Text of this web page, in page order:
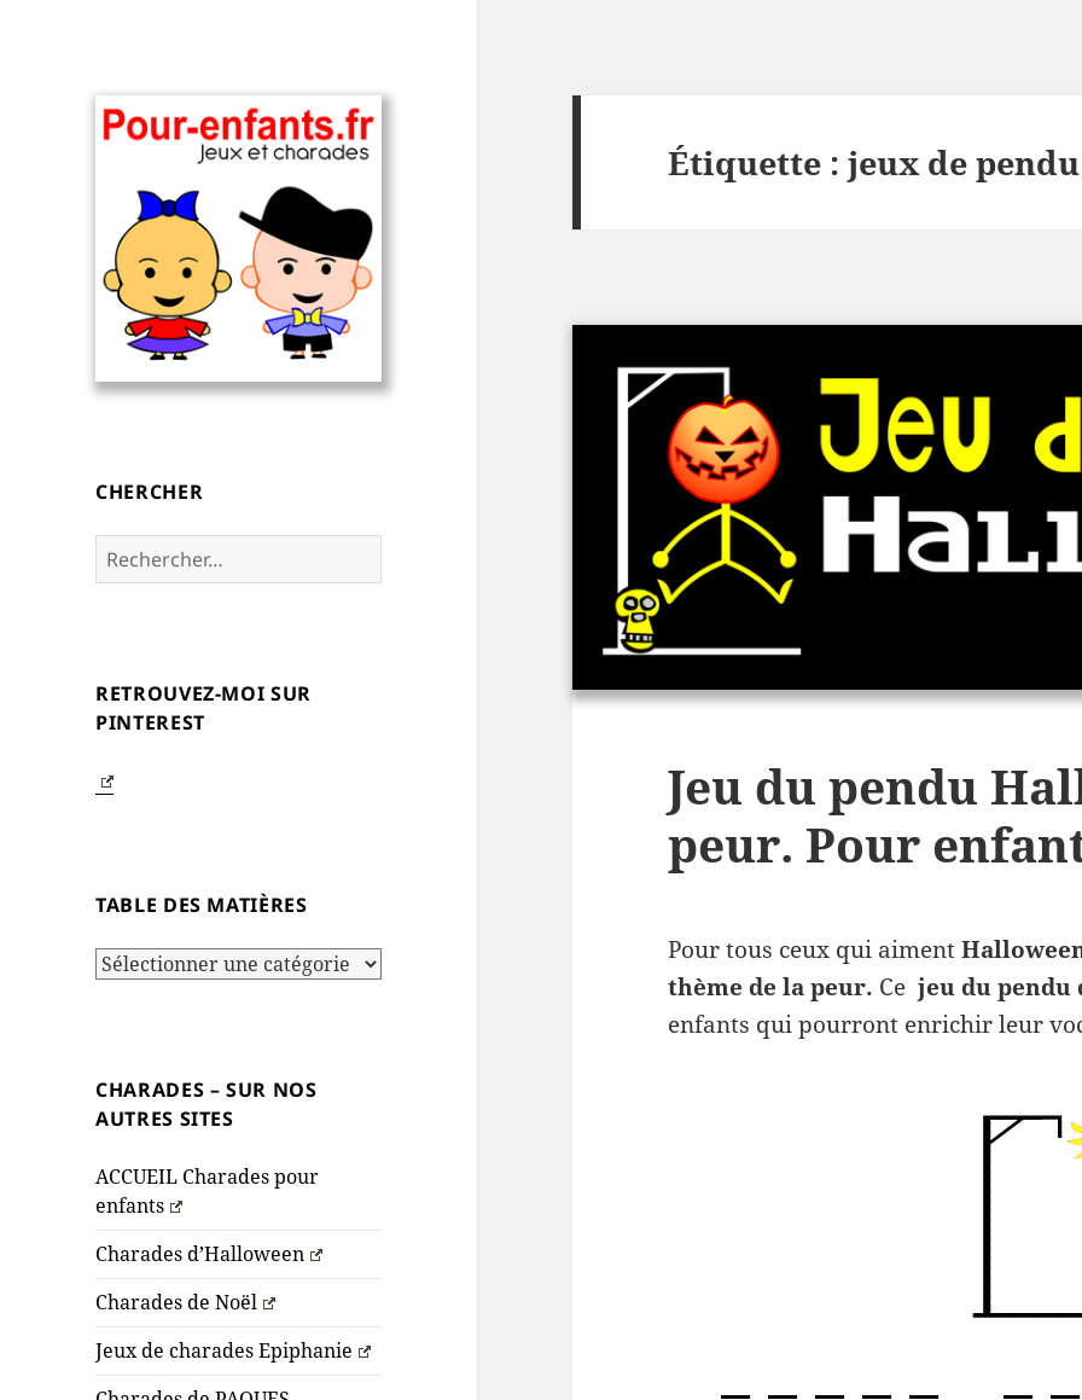
devinettes, pour
enfants.
CHERCHER
Rechercher :
RETROUVEZ-MOI SUR
PINTEREST
TABLE DES MATIÈRES
Table
CHARADES – SUR NOS
AUTRES SITES
ACCUEIL Charades pour
enfants
Charades d’Halloween
Charades de Noël
Jeux de charades Epiphanie
Étiquette :jeux de
Jeu du pendu
peur. Pour
Pour tous ceux qui aiment
thème de la peur. Cejeu du pendu
enfants qui pourront enrichir leur